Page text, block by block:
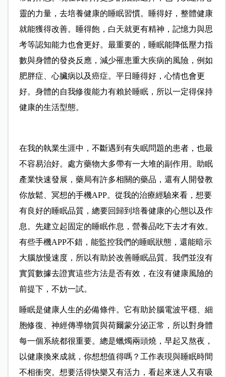
靈的力量，去培養健康的睡眠習慣。睡得好，整體健康
就能獲得改善。睡得飽，白天就更有精神，記憶力與思
考等認知能力也會更好。最重要的，睡眠能降低壓力指
數與身體的發炎反應，減少罹患重大疾病的風險，例如
肥胖症、心臟病以及癌症。平日睡得好，心情也會更
好。身體的自我修復能力有賴於睡眠，所以一定得保持
健康的生活型態。
在我的執業生涯中，不斷遇到有失眠問題的患者，也最
不容易治好。處方藥物大多帶有一大堆的副作用。助眠
產業快速發展，藥局有許多相關的藥品，還有人開發教
你放鬆、冥想的手機APP。從我的治療經驗來看，想要
有良好的睡眠品質，總要回歸到培養健康的心態以及作
息。先建立起固定的睡眠作息，營養品吃下去才有效。
有些手機APP不錯，能監控我們的睡眠狀態，還能暗示
大腦放慢速度，所以有助於改善睡眠品質。我們並沒有
實質數據去證實這些方法是否有效，在沒有健康風險的
前提下，不妨一試。
睡眠是健康人生的必備條件。它有助於腦電波平穩、細
胞修復、神經傳導物質與荷爾蒙分泌正常，所以對身體
每一個系統都很重要。總是蠟燭兩頭燒，早起又熬夜，
以健康換來成就，你想想值得嗎？工作表現與睡眠時間
不相衝突。想要活得快樂又有活力，看起來迷人又有吸